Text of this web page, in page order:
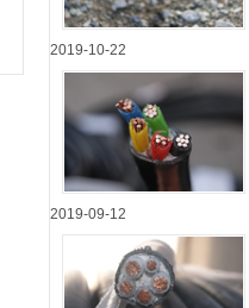
2019-10-22
2019-09-12